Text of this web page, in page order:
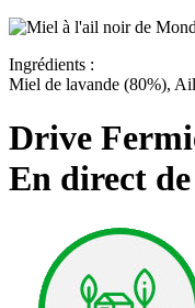
Ingrédients :
Miel de lavande (80%),
Drive
En direct